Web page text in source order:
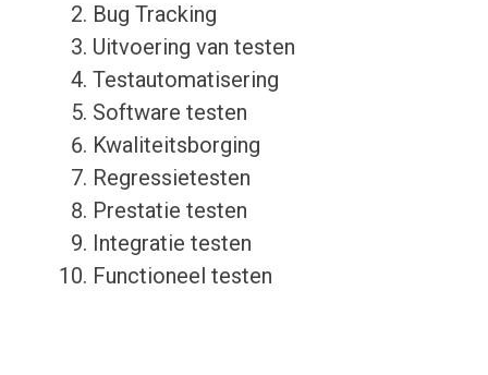
Bug Tracking
Uitvoering van testen
Testautomatisering
Software testen
Kwaliteitsborging
Regressietesten
Prestatie testen
Integratie testen
Functioneel testen